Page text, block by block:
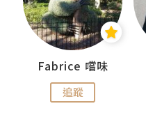
Fabrice 嚐味
追蹤